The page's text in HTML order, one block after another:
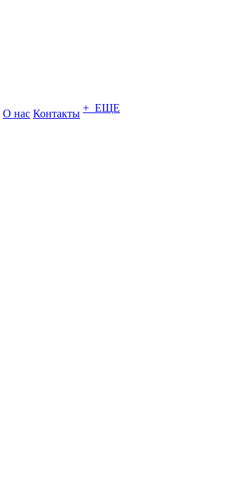
О нас Контакты + ЕЩЕ